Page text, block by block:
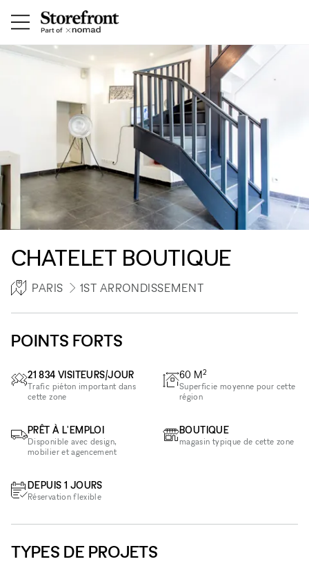
CHATELET BOUTIQUE
PARIS 1ST ARRONDISSEMENT
POINTS FORTS
21 834 VISITEURS/JOUR
Trafic piéton important dans
cette zone
PRÊT À L'EMPLOI
Disponible avec design,
mobilier et agencement
DEPUIS 1 JOURS
Réservation flexible
60 M2
Superficie moyenne pour cette
région
BOUTIQUE
magasin typique de cette zone
TYPES DE PROJETS